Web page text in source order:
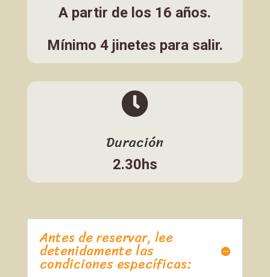
A partir de los 16 años.
Mínimo 4 jinetes para salir.

Duración
2.30hs
Antes de reservar, lee
detenidamente las
condiciones específicas: